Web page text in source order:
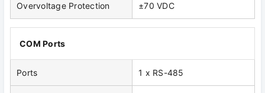
Overvoltage Protection ±70 VDC
COM Ports
Ports 1 x RS-485